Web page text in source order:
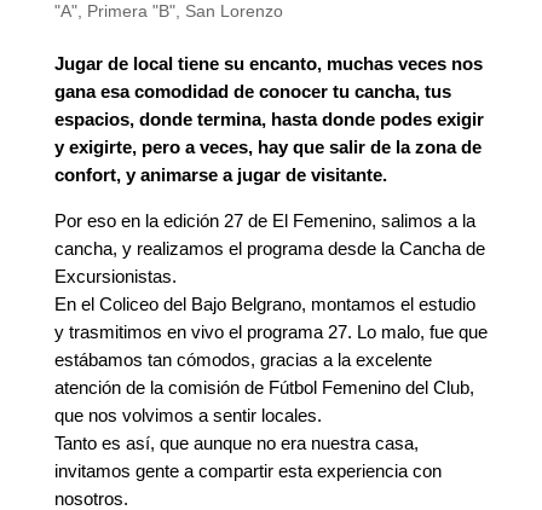
"A", Primera "B", San Lorenzo
Jugar de local tiene su encanto, muchas veces nos
gana esa comodidad de conocer tu cancha, tus
espacios, donde termina, hasta donde podes exigir
y exigirte, pero a veces, hay que salir de la zona de
confort, y animarse a jugar de visitante.
Por eso en la edición 27 de El Femenino, salimos a la
cancha, y realizamos el programa desde la Cancha de
Excursionistas.
En el Coliceo del Bajo Belgrano, montamos el estudio
y trasmitimos en vivo el programa 27. Lo malo, fue que
estábamos tan cómodos, gracias a la excelente
atención de la comisión de Fútbol Femenino del Club,
que nos volvimos a sentir locales.
Tanto es así, que aunque no era nuestra casa,
invitamos gente a compartir esta experiencia con
nosotros.